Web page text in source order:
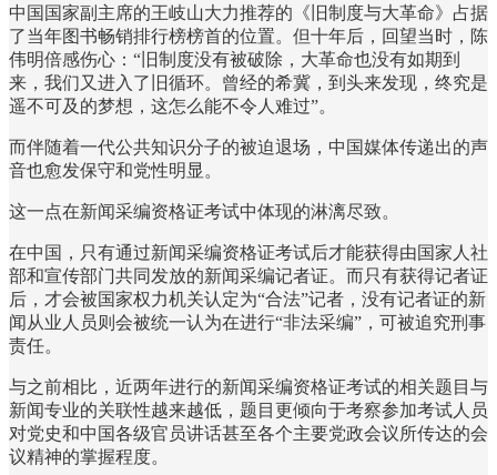
中国国家副主席的王岐山大力推荐的《旧制度与大革命》占据
了当年图书畅销排行榜榜首的位置。但十年后，回望当时，陈
伟明倍感伤心：“旧制度没有被破除，大革命也没有如期到
来，我们又进入了旧循环。曾经的希冀，到头来发现，终究是
遥不可及的梦想，这怎么能不令人难过”。
而伴随着一代公共知识分子的被迫退场，中国媒体传递出的声
音也愈发保守和党性明显。
这一点在新闻采编资格证考试中体现的淋漓尽致。
在中国，只有通过新闻采编资格证考试后才能获得由国家人社
部和宣传部门共同发放的新闻采编记者证。而只有获得记者证
后，才会被国家权力机关认定为“合法”记者，没有记者证的新
闻从业人员则会被统一认为在进行“非法采编”，可被追究刑事
责任。
与之前相比，近两年进行的新闻采编资格证考试的相关题目与
新闻专业的关联性越来越低，题目更倾向于考察参加考试人员
对党史和中国各级官员讲话甚至各个主要党政会议所传达的会
议精神的掌握程度。